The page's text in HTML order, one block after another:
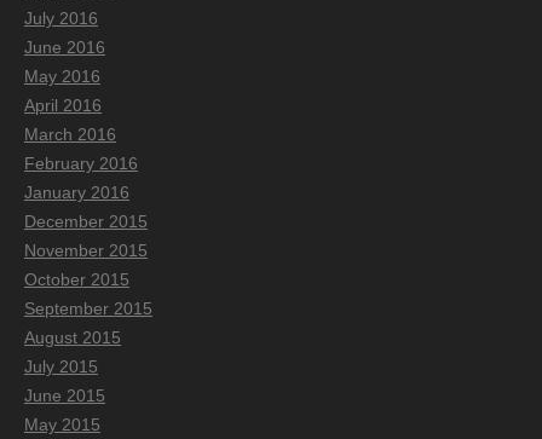
July 2016
June 2016
May 2016
April 2016
March 2016
February 2016
January 2016
December 2015
November 2015
October 2015
September 2015
August 2015
July 2015
June 2015
May 2015